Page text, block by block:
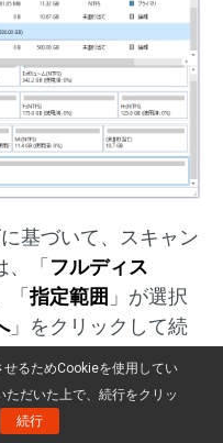
基づいて、スキャン
「 フルディス
「指定範囲 」が選択
」をクリックして続
るためCookieを使用してい
ただいた上で、続行をクリッ
続行